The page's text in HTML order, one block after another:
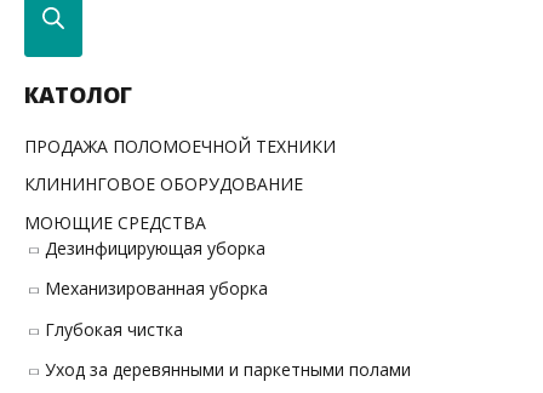
с
к
о
в
а
р
о
в
КАТОЛОГ
ПРОДАЖА ПОЛОМОЕЧНОЙ ТЕХНИКИ
КЛИНИНГОВОЕ ОБОРУДОВАНИЕ
МОЮЩИЕ СРЕДСТВА
Дезинфицирующая уборка
Механизированная уборка
Глубокая чистка
Уход за деревянными и паркетными полами